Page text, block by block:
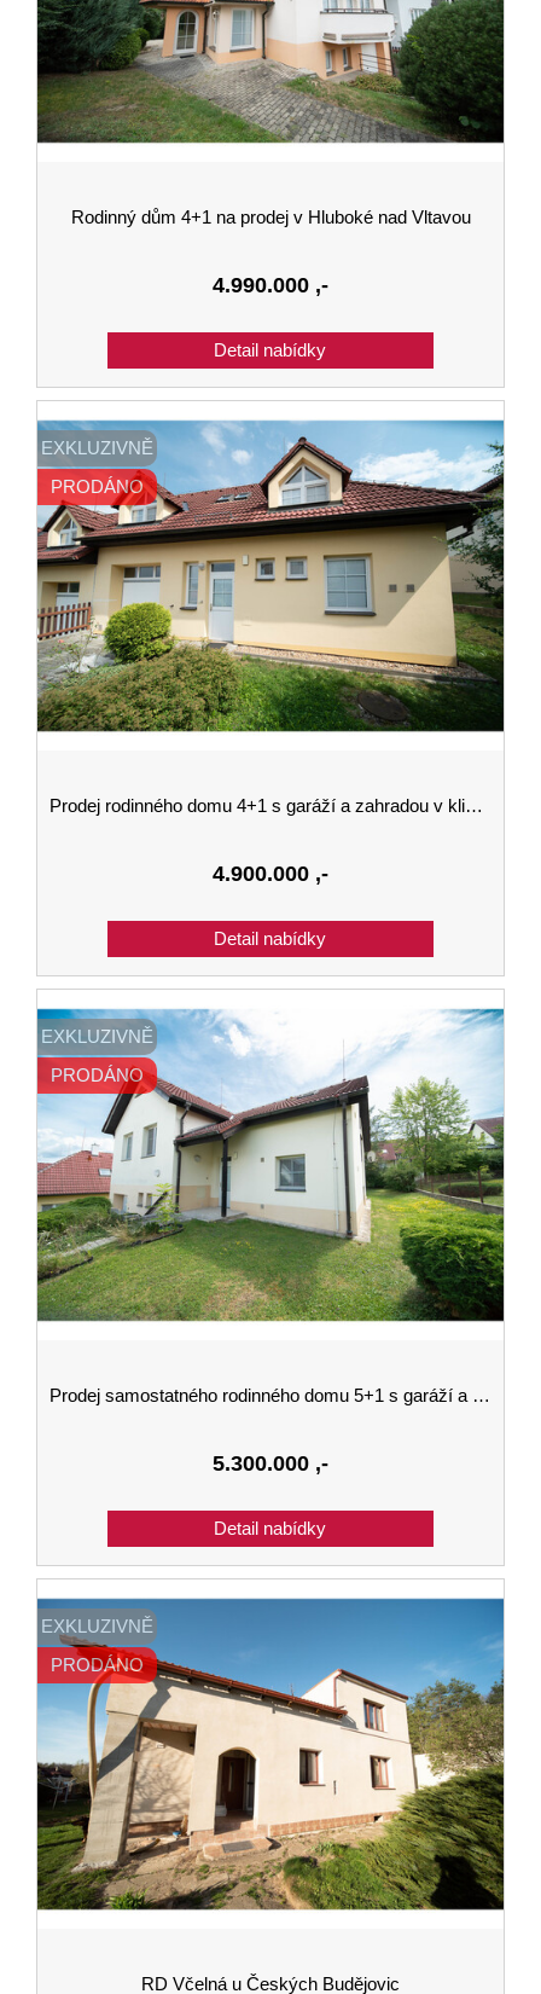
Rodinný dům 4+1 na prodej v Hluboké nad Vltavou
4.990.000 ,-
EXKLUZIVNĚ
PRODÁNO
Prodej rodinného domu 4+1 s garáží a zahradou v klidné lokalitě v Hluboké nad Vltavou
4.900.000 ,-
EXKLUZIVNĚ
PRODÁNO
Prodej samostatného rodinného domu 5+1 s garáží a zahradou o rozloze 539 m2 v Hluboké nad Vltavou
5.300.000 ,-
EXKLUZIVNĚ
PRODÁNO
RD Včelná u Českých Budějovic